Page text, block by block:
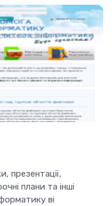
презентації,
плани та інші
ві